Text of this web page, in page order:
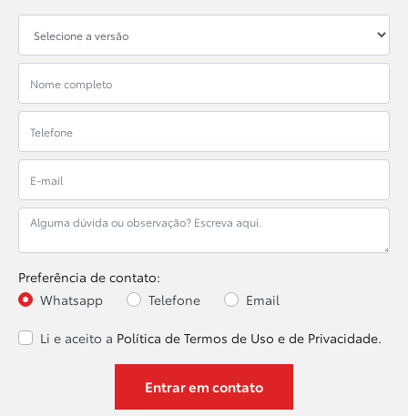
Preferência de contato:
Whatsapp
Telefone Email
Li e aceito a Política de Termos de Uso e de Privacidade.
Entrar em contato